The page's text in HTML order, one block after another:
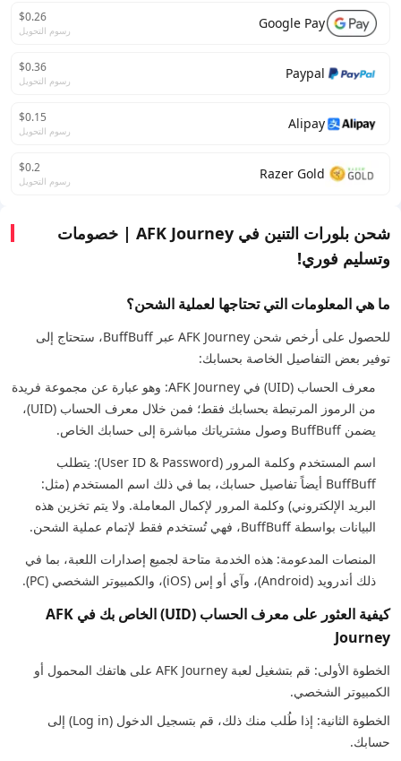
Google Pay
$0.26
رسوم التحويل
Paypal
$0.36
رسوم التحويل
Alipay
$0.15
رسوم التحويل
Razer Gold
$0.2
رسوم التحويل
شحن بلورات التنين في AFK Journey | خصومات
وتسليم فوري!
ما هي المعلومات التي تحتاجها لعملية الشحن؟
للحصول على أرخص شحن AFK Journey عبر BuffBuff، ستحتاج إلى
توفير بعض التفاصيل الخاصة بحسابك:
معرف الحساب (UID) في AFK Journey: وهو عبارة عن مجموعة فريدة
من الرموز المرتبطة بحسابك فقط؛ فمن خلال معرف الحساب (UID)،
يضمن BuffBuff وصول مشترياتك مباشرة إلى حسابك الخاص.
اسم المستخدم وكلمة المرور (User ID & Password): يتطلب
BuffBuff أيضاً تفاصيل حسابك، بما في ذلك اسم المستخدم (مثل:
البريد الإلكتروني) وكلمة المرور لإكمال المعاملة. ولا يتم تخزين هذه
البيانات بواسطة BuffBuff، فهي تُستخدم فقط لإتمام عملية الشحن.
المنصات المدعومة: هذه الخدمة متاحة لجميع إصدارات اللعبة، بما في
ذلك أندرويد (Android)، وآي أو إس (iOS)، والكمبيوتر الشخصي (PC).
كيفية العثور على معرف الحساب (UID) الخاص بك في AFK
Journey
الخطوة الأولى: قم بتشغيل لعبة AFK Journey على هاتفك المحمول أو
الكمبيوتر الشخصي.
الخطوة الثانية: إذا طُلب منك ذلك، قم بتسجيل الدخول (Log in) إلى
حسابك.